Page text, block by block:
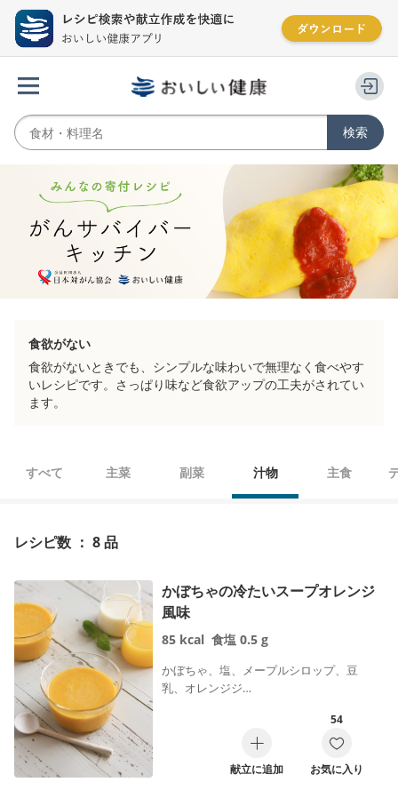
食欲がない
食欲がないときでも、シンプルな味わいで無理なく食べやす
いレシピです。さっぱり味など食欲アップの工夫がされてい
ます。
すべて 主菜 副菜 汁物 主食
レシピ数 ： 8 品
かぼちゃの冷たいスープオレンジ
風味
85 kcal 食塩 0.5 g
かぼちゃ、塩、メープルシロップ、豆
乳、オレンジジ…
献立に追加
54
お気に入り